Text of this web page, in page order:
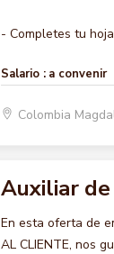
- Completes tu
Salario : a convenir
Colombia
Auxiliar
En esta oferta de
AL CLIENTE, nos